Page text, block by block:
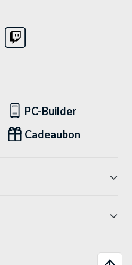
PC-Builder
Cadeaubon